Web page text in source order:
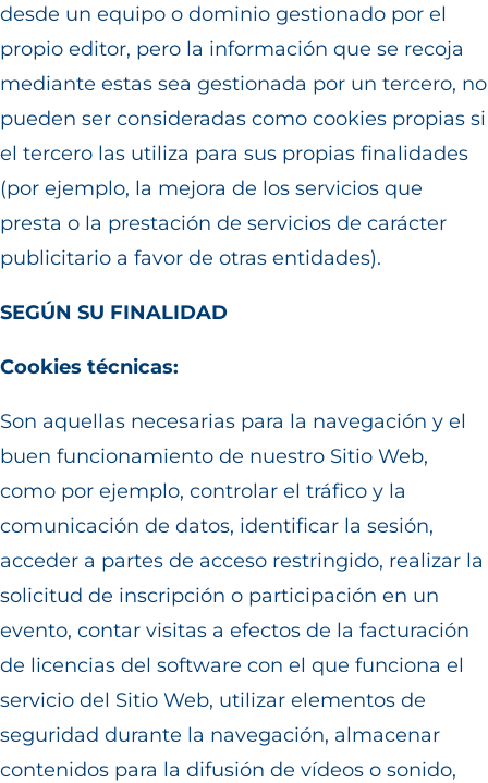
desde un equipo o dominio gestionado por el
propio editor, pero la información que se recoja
mediante estas sea gestionada por un tercero, no
pueden ser consideradas como cookies propias si
el tercero las utiliza para sus propias finalidades
(por ejemplo, la mejora de los servicios que
presta o la prestación de servicios de carácter
publicitario a favor de otras entidades).
SEGÚN SU FINALIDAD
Cookies técnicas:
Son aquellas necesarias para la navegación y el
buen funcionamiento de nuestro Sitio Web,
como por ejemplo, controlar el tráfico y la
comunicación de datos, identificar la sesión,
acceder a partes de acceso restringido, realizar la
solicitud de inscripción o participación en un
evento, contar visitas a efectos de la facturación
de licencias del software con el que funciona el
servicio del Sitio Web, utilizar elementos de
seguridad durante la navegación, almacenar
contenidos para la difusión de vídeos o sonido,